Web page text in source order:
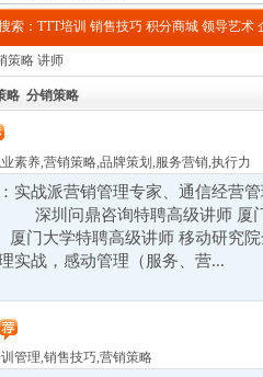
索： TTT培训 销售技巧 积分商城 领导艺术
策略 讲师
略 分销策略
素养,营销策略,品牌策划 ,服务营销,执行力
实战派营销管理专家、通信经营
圳问鼎咨询特聘高级讲师 厦门
学特聘高级讲师 移动研究院
实战，感动管理（服务、营...
管理,销售技巧,营销策略